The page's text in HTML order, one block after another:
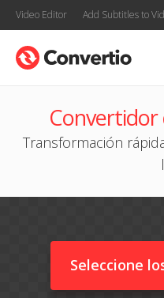
Video Editor Add Subtitles to
Convertidor
Transformación
Seleccione